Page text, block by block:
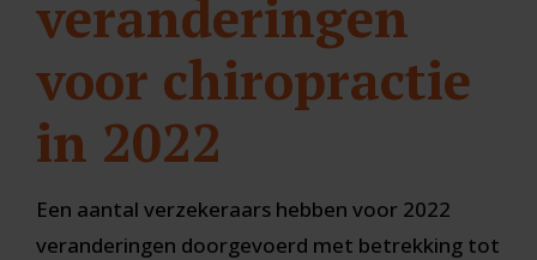
veranderingen
voor chiropractie
in 2022
Een aantal verzekeraars hebben voor 2022
veranderingen doorgevoerd met betrekking tot